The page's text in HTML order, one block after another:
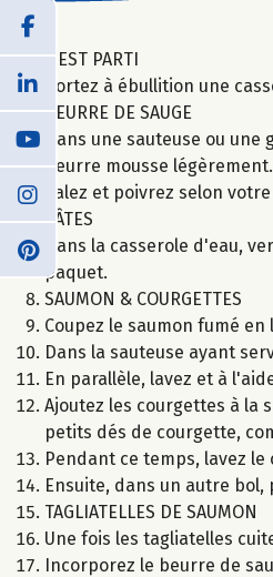
C’EST PARTI
Portez à ébullition une
BEURRE DE SAUGE
Dans une sauteuse ou
beurre mousse légèrement.
Salez et poivrez selon
PÂTES
Dans la casserole d'eau,
paquet.
SAUMON & COURGETTES
Coupez le saumon fumé
Dans la sauteuse ayant
En parallèle, lavez et à
Ajoutez les courgettes à la
petits dés de courgette,
Pendant ce temps, lavez
Ensuite, dans un autre bol,
TAGLIATELLES DE SAUMON
Une fois les tagliatelles
Incorporez le beurre de